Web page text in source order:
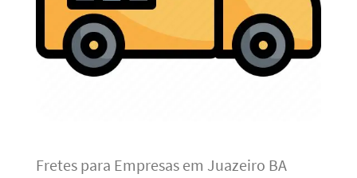
Fretes para Empresas em Juazeiro BA